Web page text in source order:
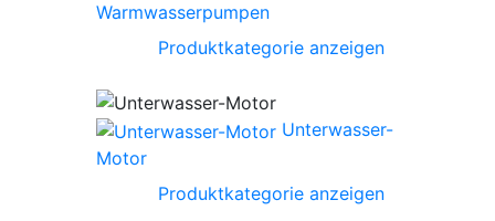
Warmwasserpumpen
Produktkategorie anzeigen
Unterwasser-
Motor
Produktkategorie anzeigen